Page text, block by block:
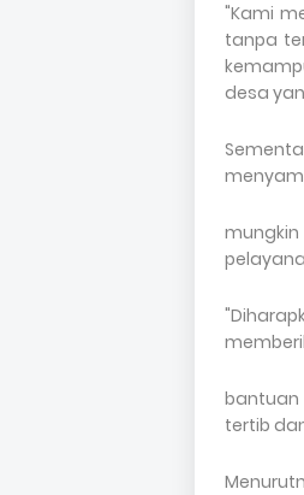
"Kami
tanpa
desa
bantuan
tertib